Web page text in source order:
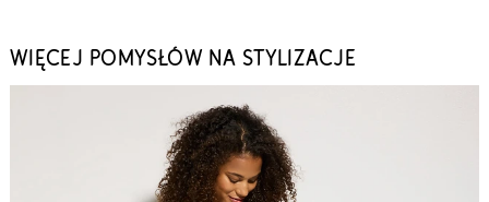
WIĘCEJ POMYSŁÓW NA STYLIZACJE